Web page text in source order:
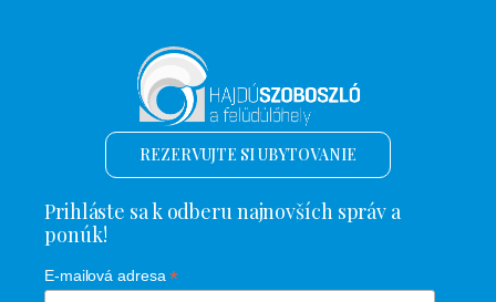
REZERVUJTE SI UBYTOVANIE
Prihláste sa k odberu najnovších správ a
ponúk!
E-mailová adresa*